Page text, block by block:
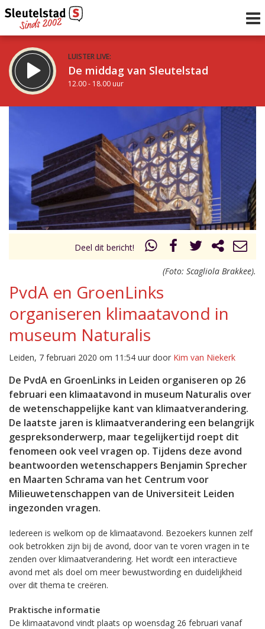
LUISTER LIVE:
De middag van Sleutelstad
12.00 - 18.00 uur
De avond van Sleutelstad
uur 1 van 0
Inklappen
Deel dit bericht!
(Foto: Scagliola Brakkee).
PvdA en GroenLinks
organiseren klimaatavond in
museum Naturalis
Leiden, 7 februari 2020 om 11:54 uur door Kim van Niekerk
De PvdA en GroenLinks in Leiden organiseren op 26
februari een klimaatavond in museum Naturalis over
de wetenschappelijke kant van klimaatverandering.
De laatste jaren is klimaatverandering een belangrijk
gespreksonderwerp, maar tegelijkertijd roept dit
fenomeen ook veel vragen op. Tijdens deze avond
beantwoorden wetenschappers Benjamin Sprecher
en Maarten Schrama van het Centrum voor
Milieuwetenschappen van de Universiteit Leiden
ingezonden vragen.
Iedereen is welkom op de klimaatavond. Bezoekers kunnen zelf
ook betrokken zijn bij de avond, door van te voren vragen in te
zenden over klimaatverandering. Het wordt een interactieve
avond met als doel om meer bewustwording en duidelijkheid
over dit thema te creëren.
Praktische informatie
De klimaatavond vindt plaats op woensdag 26 februari vanaf